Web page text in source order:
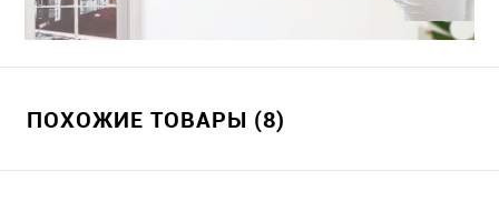
ПОХОЖИЕ ТОВАРЫ (8)